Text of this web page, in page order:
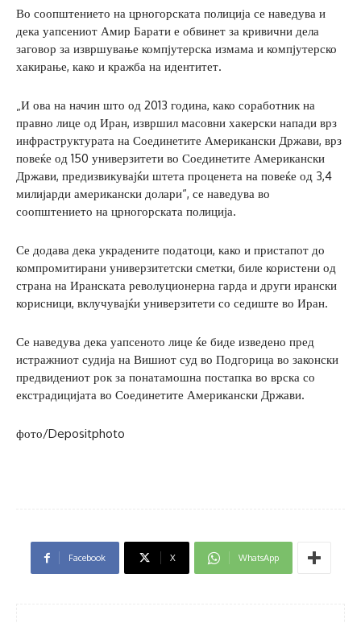
Во соопштението на црногорската полиција се наведува и
дека уапсениот Амир Барати е обвинет за кривични дела
заговор за извршување компјутерска измама и компјутерско
хакирање, како и кражба на идентитет.
„И ова на начин што од 2013 година, како соработник на
правно лице од Иран, извршил масовни хакерски напади врз
инфраструктурата на Соединетите Американски Држави, врз
повеќе од 150 универзитети во Соединетите Американски
Држави, предизвикувајќи штета проценета на повеќе од 3,4
милијарди американски долари“, се наведува во
соопштението на црногорската полиција.
Се додава дека украдените податоци, како и пристапот до
компромитирани универзитетски сметки, биле користени од
страна на Иранската револуционерна гарда и други ирански
корисници, вклучувајќи универзитети со седиште во Иран.
Се наведува дека уапсеното лице ќе биде изведено пред
истражниот судија на Вишиот суд во Подгорица во законски
предвидениот рок за понатамошна постапка во врска со
екстрадицијата во Соединетите Американски Држави.
фото/Depositphoto
Facebook X WhatsApp